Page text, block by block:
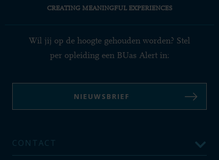
CREATING MEANINGFUL EXPERIENCES
Wil jij op de hoogte gehouden worden? Stel
per opleiding een BUas Alert in:
NIEUWSBRIEF
CONTACT